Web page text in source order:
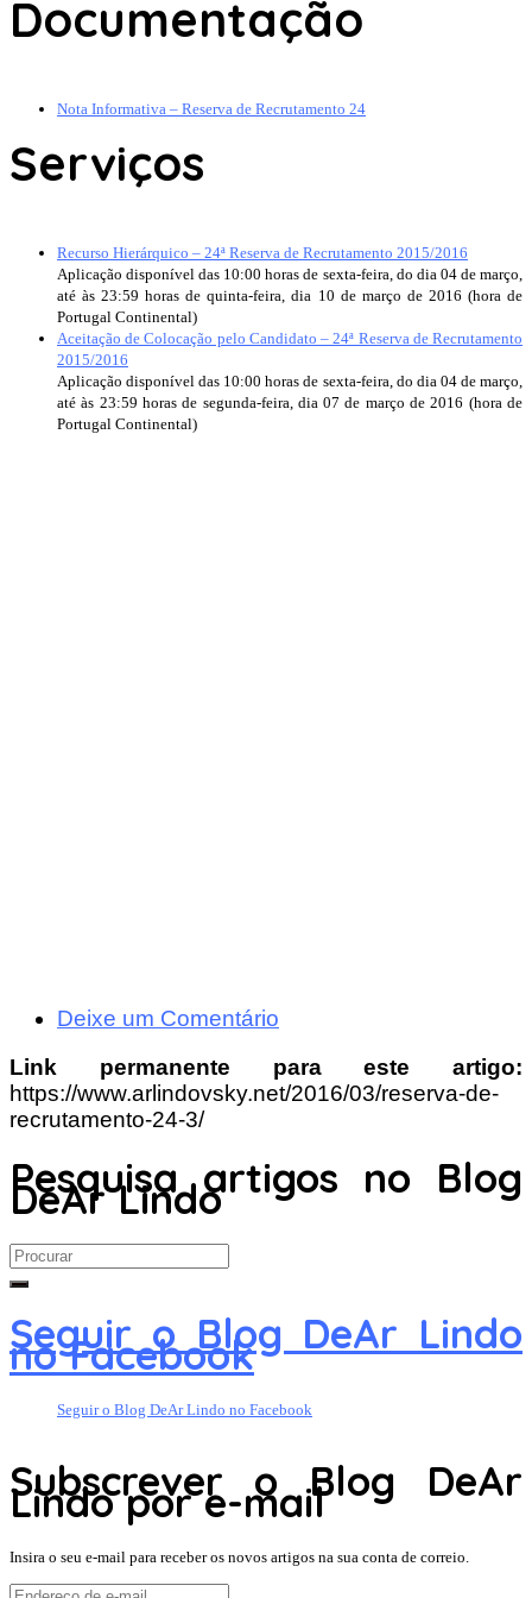
Documentação
Nota Informativa – Reserva de Recrutamento 24
Serviços
Recurso Hierárquico – 24ª Reserva de Recrutamento 2015/2016
Aplicação disponível das 10:00 horas de sexta-feira, do dia 04 de março,
até às 23:59 horas de quinta-feira, dia 10 de março de 2016 (hora de
Portugal Continental)
Aceitação de Colocação pelo Candidato – 24ª Reserva de Recrutamento
2015/2016
Aplicação disponível das 10:00 horas de sexta-feira, do dia 04 de março,
até às 23:59 horas de segunda-feira, dia 07 de março de 2016 (hora de
Portugal Continental)
Deixe um Comentário
Link permanente para este artigo:
https://www.arlindovsky.net/2016/03/reserva-de-
recrutamento-24-3/
Pesquisa artigos no Blog
DeAr Lindo
Search
for:
Seguir o Blog DeAr Lindo
no Facebook
Seguir o Blog DeAr Lindo no Facebook
Subscrever o Blog DeAr
Lindo por e-mail
Insira o seu e-mail para receber os novos artigos na sua conta de correio.
Endereço